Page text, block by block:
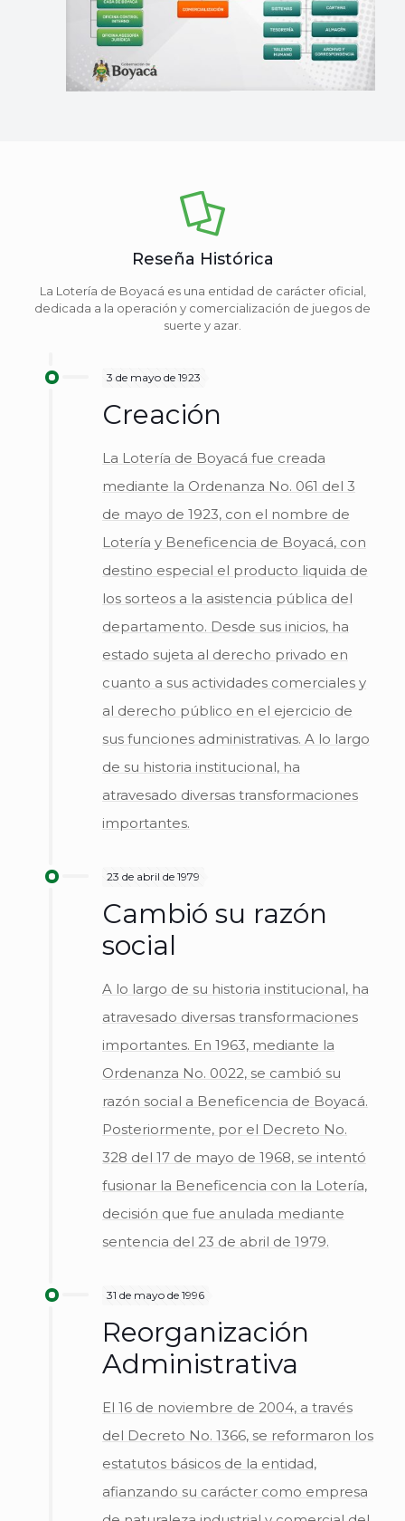
Reseña Histórica
La Lotería de Boyacá es una entidad de carácter oficial,
dedicada a la operación y comercialización de juegos de
suerte y azar.
3 de mayo de 1923
Creación
La Lotería de Boyacá fue creada
mediante la Ordenanza No. 061 del 3
de mayo de 1923, con el nombre de
Lotería y Beneficencia de Boyacá, con
destino especial el producto liquida de
los sorteos a la asistencia pública del
departamento. Desde sus inicios, ha
estado sujeta al derecho privado en
cuanto a sus actividades comerciales y
al derecho público en el ejercicio de
sus funciones administrativas. A lo largo
de su historia institucional, ha
atravesado diversas transformaciones
importantes.
23 de abril de 1979
Cambió su razón
social
A lo largo de su historia institucional, ha
atravesado diversas transformaciones
importantes. En 1963, mediante la
Ordenanza No. 0022, se cambió su
razón social a Beneficencia de Boyacá.
Posteriormente, por el Decreto No.
328 del 17 de mayo de 1968, se intentó
fusionar la Beneficencia con la Lotería,
decisión que fue anulada mediante
sentencia del 23 de abril de 1979.
31 de mayo de 1996
Reorganización
Administrativa
El 16 de noviembre de 2004, a través
del Decreto No. 1366, se reformaron los
estatutos básicos de la entidad,
afianzando su carácter como empresa